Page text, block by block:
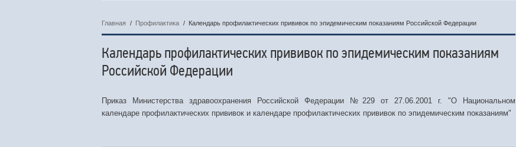
Главная / Профилактика / Календарь профилактических прививок по эпидемическим показаниям Российской Федерации
Календарь профилактических прививок по эпидемическим показаниям
Российской Федерации
Приказ Министерства здравоохранения Российской Федерации №229 от 27.06.2001 г. "О Национальном
календаре профилактических прививок и календаре профилактических прививок по эпидемическим показаниям"